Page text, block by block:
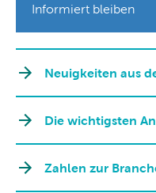
Informiert bleiben
Neuigkeiten aus
Die wichtigsten
Zahlen zur